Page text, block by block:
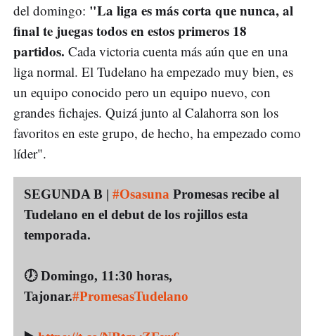
del domingo: "La liga es más corta que nunca, al
final te juegas todos en estos primeros 18
partidos. Cada victoria cuenta más aún que en una
liga normal. El Tudelano ha empezado muy bien, es
un equipo conocido pero un equipo nuevo, con
grandes fichajes. Quizá junto al Calahorra son los
favoritos en este grupo, de hecho, ha empezado como
líder".
SEGUNDA B | #Osasuna Promesas recibe al
Tudelano en el debut de los rojillos esta
temporada.
🕖 Domingo, 11:30 horas,
Tajonar.#PromesasTudelano